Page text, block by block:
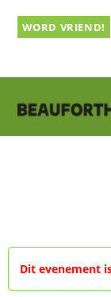
naarWORD VRIEND!
Dit evenement